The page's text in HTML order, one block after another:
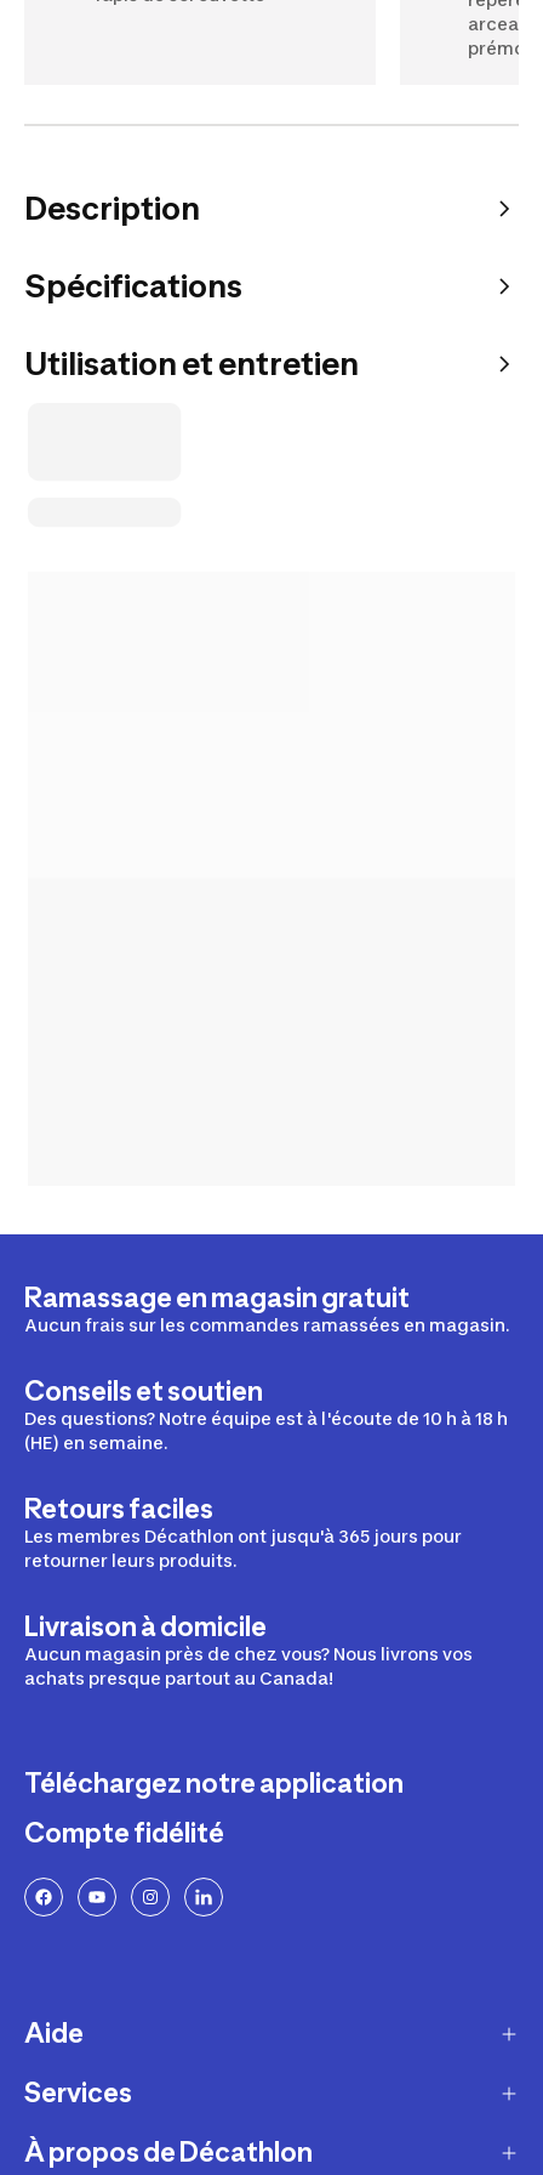
Description
Spécifications
Utilisation et entretien
Ramassage en magasin gratuit
Aucun frais sur les commandes ramassées en magasin.
Conseils et soutien
Des questions? Notre équipe est à l'écoute de 10 h à 18 h
(HE) en semaine.
Retours faciles
Les membres Décathlon ont jusqu'à 365 jours pour
retourner leurs produits.
Livraison à domicile
Aucun magasin près de chez vous? Nous livrons vos
achats presque partout au Canada!
Téléchargez notre application
Compte fidélité
Aide
Livraison
Retours et échanges
Services
Programme de fidélité
À propos de Décathlon